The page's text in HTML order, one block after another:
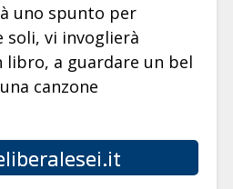
uno spunto per
soli, vi invoglierà
libro, a guardare un bel
canzone